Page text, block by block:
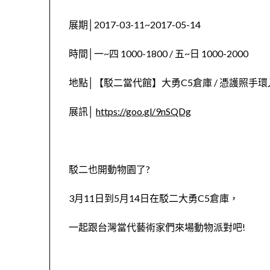
展期│2017-03-11~2017-05-14
時間│一~四 1000-1800 / 五~日 1000-2000
地點│【駁二當代館】大勇C5倉庫 / 憑護照手環
展訊│https://goo.gl/9nSQDg
駁二也開動物園了?
3月11日到5月14日在駁二大勇C5倉庫，
一起跟台灣當代藝術家們來場動物派對吧!